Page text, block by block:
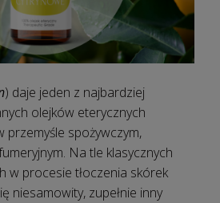
) daje jeden z najbardziej
olejków eterycznych
przemyśle spożywczym,
Na tle klasycznych
w procesie tłoczenia skórek
niesamowity, zupełnie inny